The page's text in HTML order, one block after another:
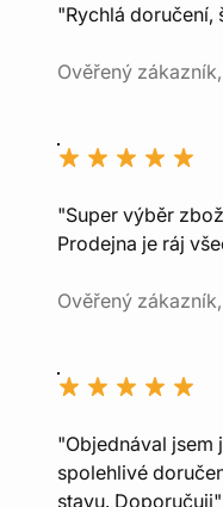
"Rychlá doručení,
Ověřený
"Super výběr
Prodejna je ráj
Ověřený
"Objednával jsem
spolehlivé
stavu. Doporučuji"